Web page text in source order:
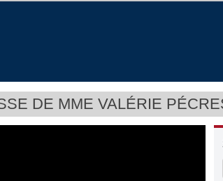
DE MME VALÉRIE